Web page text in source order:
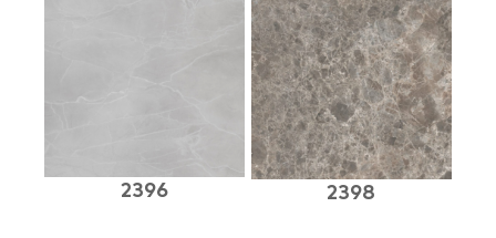
2396 2398